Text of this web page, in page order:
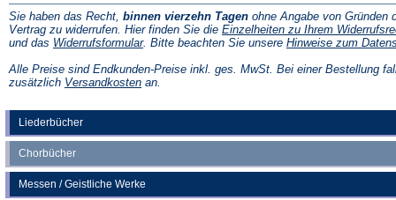
Liederbücher
Chorbücher
Messen / Geistliche Werke
Sie haben das Recht, binnen vierzehn Tagen ohne Angabe von Gründen
Vertrag zu widerrufen. Hier finden Sie die Einzelheiten zu Ihrem
und das Widerrufsformular(Öffnet
einem
neuen
. Bitte beachten Sie unsere Hinweise zum
Alle Preise sind Endkunden-Preise inkl. ges. MwSt. Bei einer Bestellung
zusätzlich Versandkosten(Öffnet
an.